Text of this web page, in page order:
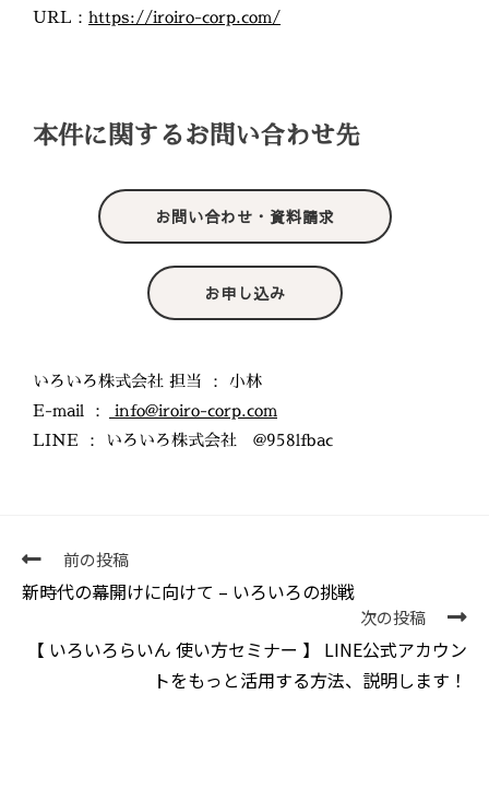
URL： https://iroiro-corp.com/
本件に関するお問い合わせ先
お問い合わせ・資料請求
お申し込み
いろいろ株式会社 担当 ： 小林
E-mail ：
info@iroiro-corp.com
LINE ： いろいろ株式会社 @958lfbac
前の投稿
新時代の幕開けに向けて – いろいろの挑戦
次の投稿
【 いろいろらいん 使い方セミナー 】 LINE公式アカウン
トをもっと活用する方法、説明します！